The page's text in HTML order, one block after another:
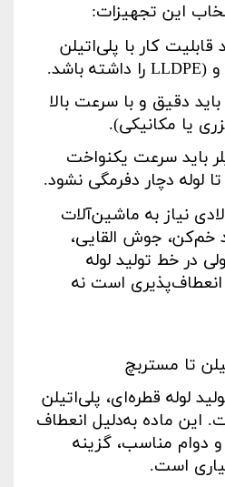
این تجهیزات:
قابلیت کار با پلی‌اتیلن
و LLDPE) را داشته باشد.
دقیق و با سرعت بالا
یا مکانیکی).
باید سرعت یکنواخت
لوله دچار دفرمگی نشود.
نیاز به ماشین‌آلات
خم‌کن، جوش القایی،
در خط تولید لوله
انعطاف‌پذیری است نه
تا مستربچ
لوله قطره‌ای، پلی‌اتیلن
این ماده به‌دلیل انعطاف
و دوام مناسب، گزینه
است.